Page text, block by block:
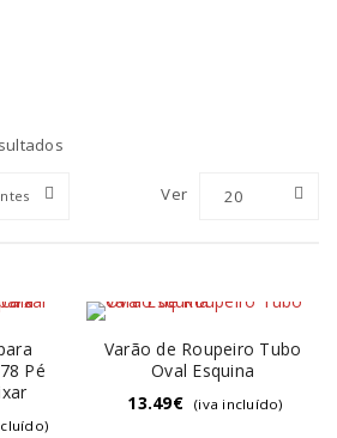
Ver 20
Pé
Varão de Roupeiro Tubo
Oval Esquina
13.49€ (iva incluído)